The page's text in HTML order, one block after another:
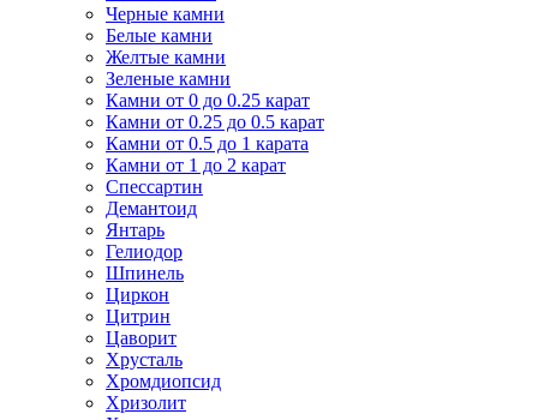
Черные камни
Белые камни
Желтые камни
Зеленые камни
Камни от 0 до 0.25 карат
Камни от 0.25 до 0.5 карат
Камни от 0.5 до 1 карата
Камни от 1 до 2 карат
Спессартин
Демантоид
Янтарь
Гелиодор
Шпинель
Циркон
Цитрин
Цаворит
Хрусталь
Хромдиопсид
Хризолит